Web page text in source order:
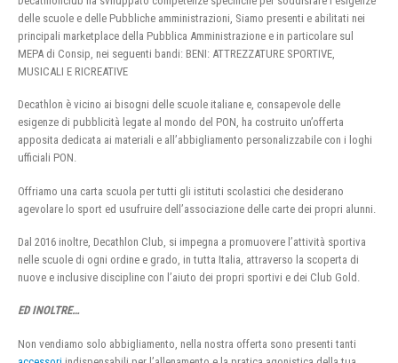
delle scuole e delle Pubbliche amministrazioni, Siamo presenti e abilitati nei
principali marketplace della Pubblica Amministrazione e in particolare sul
MEPA di Consip, nei seguenti bandi: BENI: ATTREZZATURE SPORTIVE,
MUSICALI E RICREATIVE
Decathlon è vicino ai bisogni delle scuole italiane e, consapevole delle
esigenze di pubblicità legate al mondo del PON, ha costruito un’offerta
apposita dedicata ai materiali e all’abbigliamento personalizzabile con i loghi
ufficiali PON.
Offriamo una carta scuola per tutti gli istituti scolastici che desiderano
agevolare lo sport ed usufruire dell’associazione delle carte dei propri alunni.
Dal 2016 inoltre, Decathlon Club, si impegna a promuovere l’attività sportiva
nelle scuole di ogni ordine e grado, in tutta Italia, attraverso la scoperta di
nuove e inclusive discipline con l’aiuto dei propri sportivi e dei Club Gold.
ED INOLTRE…
Non vendiamo solo abbigliamento, nella nostra offerta sono presenti tanti